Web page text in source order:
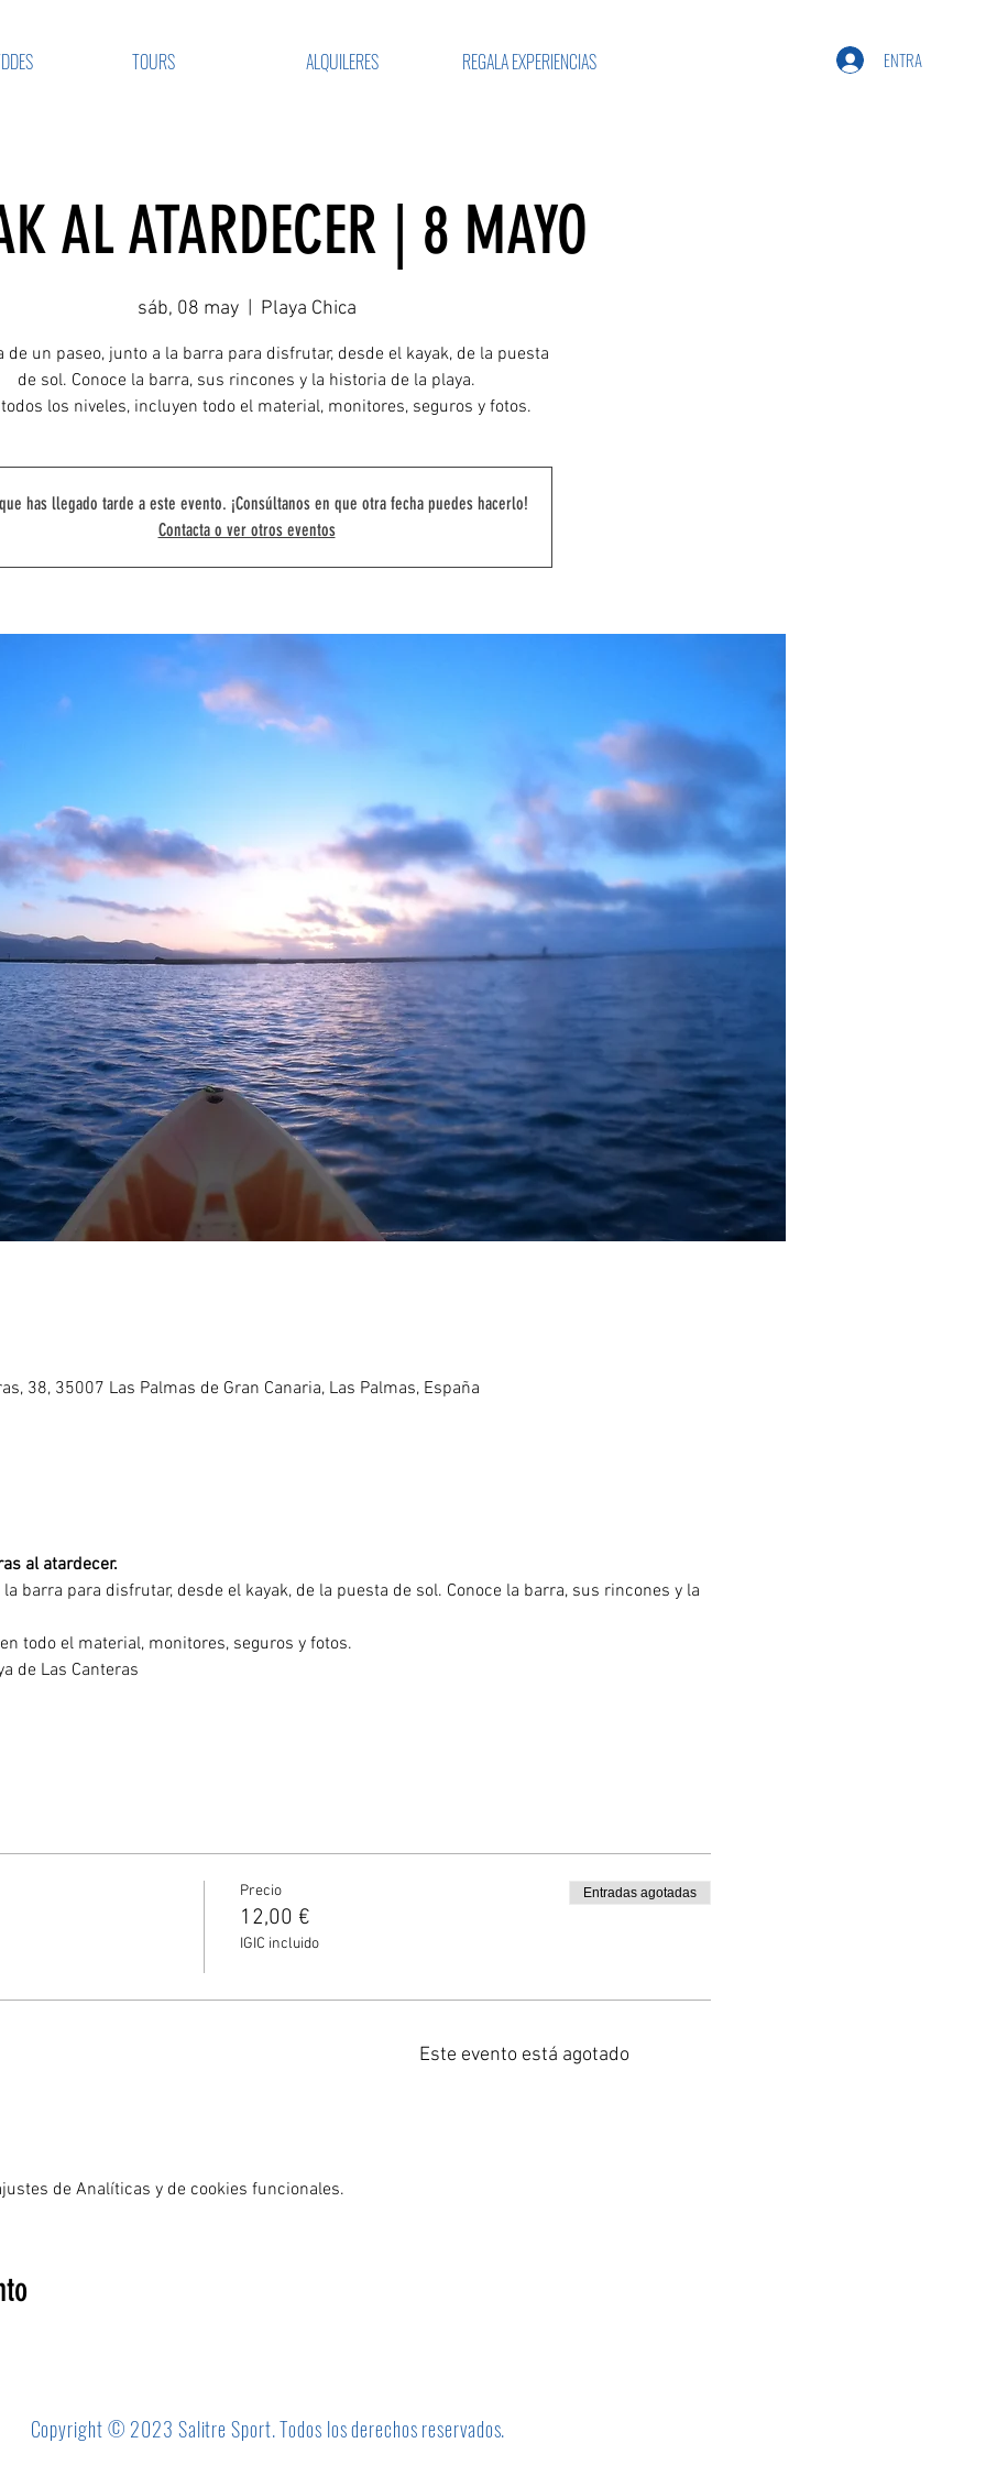
TOURS ALQUILERES REGALA EXPERIENCIAS ENTRA
AL ATARDECER | 8 MAYO
sáb, 08 may
  |
Playa Chica
de un paseo, junto a la barra para disfrutar, desde el kayak, de la puesta
de sol. Conoce la barra, sus rincones y la historia de la playa.
los niveles, incluyen todo el material, monitores, seguros y fotos.
has llegado tarde a este evento. ¡Consúltanos en que otra fecha puedes hacerlo!
Contacta o ver otros eventos
38, 35007 Las Palmas de Gran Canaria, Las Palmas, España
al atardecer.
barra para disfrutar, desde el kayak, de la puesta de sol. Conoce la barra, sus rincones y la
todo el material, monitores, seguros y fotos.
de Las Canteras
Precio
12,00 €
IGIC incluido
Entradas agotadas
Este evento está agotado
de Analíticas y de cookies funcionales.
Copyright © 2023 Salitre Sport. Todos los derechos reservados.